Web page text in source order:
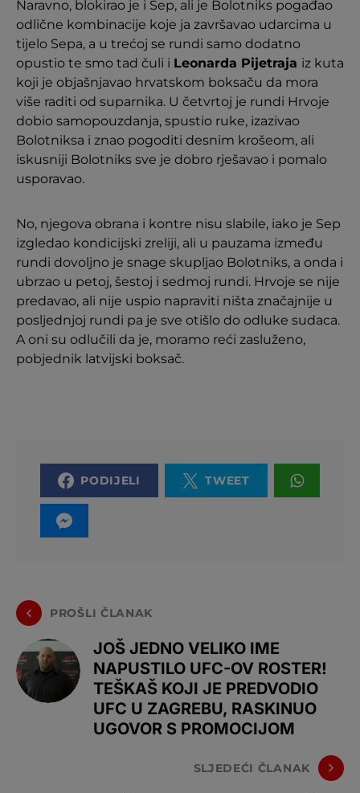
Naravno, blokirao je i Sep, ali je Bolotniks pogađao
odlične kombinacije koje ja završavao udarcima u
tijelo Sepa, a u trećoj se rundi samo dodatno
opustio te smo tad čuli i Leonarda Pijetraja iz kuta
koji je objašnjavao hrvatskom boksaču da mora
više raditi od suparnika. U četvrtoj je rundi Hrvoje
dobio samopouzdanja, spustio ruke, izazivao
Bolotniksa i znao pogoditi desnim krošeom, ali
iskusniji Bolotniks sve je dobro rješavao i pomalo
usporavao.
No, njegova obrana i kontre nisu slabile, iako je Sep
izgledao kondicijski zreliji, ali u pauzama između
rundi dovoljno je snage skupljao Bolotniks, a onda i
ubrzao u petoj, šestoj i sedmoj rundi. Hrvoje se nije
predavao, ali nije uspio napraviti ništa značajnije u
posljednjoj rundi pa je sve otišlo do odluke sudaca.
A oni su odlučili da je, moramo reći zasluženo,
pobjednik latvijski boksač.
PODIJELI TWEET
PROŠLI ČLANAK
JOŠ JEDNO VELIKO IME
NAPUSTILO UFC-OV ROSTER!
TEŠKAŠ KOJI JE PREDVODIO
UFC U ZAGREBU, RASKINUO
UGOVOR S PROMOCIJOM
SLJEDEĆI ČLANAK